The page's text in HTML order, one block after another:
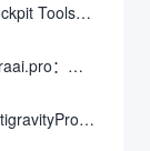
Cockpit Tools：管理多个AI编程IDE账号与配置多开独立实例的本地桌面应用
soraai.pro：支持多模型文字转视频和图像生成的在线创作工具
AntigravityProxyLauncher：免TUN全局代理使用Antigravity IDE